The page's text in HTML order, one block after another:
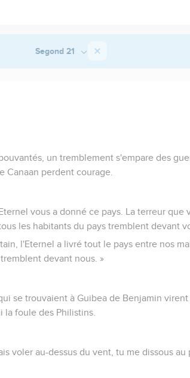
Segond 21
un tremblement s'empare des
Canaan perdent courage.
vous a donné ce pays. La terreur que
les habitants du pays tremblent devant
l'Eternel a livré tout le pays entre nos
devant nous. »
se trouvaient à Guibea de Benjamin virent
la foule des Philistins.
voler au-dessus du vent, tu me dissous au